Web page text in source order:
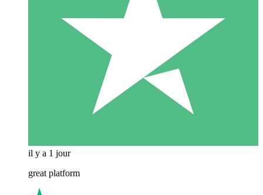
il y a 1 jour
great platform